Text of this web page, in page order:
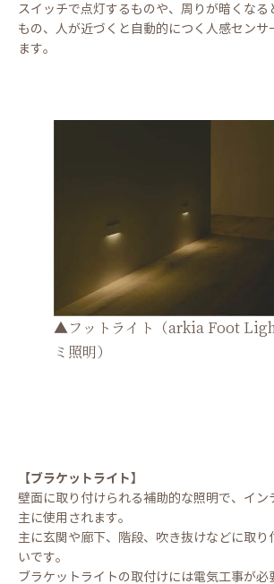
スイッチで点灯するものや、周りが暗くなる
もの、人が近づくと自動的につく人感センサ
ます。
▲フットライト（arkia Foot
ミ照明）
【ブラケットライト】
壁面に取り付けられる補助的な照明で、イン
主に使用されます。
主に玄関や廊下、階段、吹き抜けなどに取り
いです。
ブラケットライトの取付けには電気工事が必